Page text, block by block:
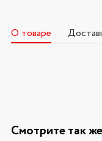
О товаре
Смотрите так же